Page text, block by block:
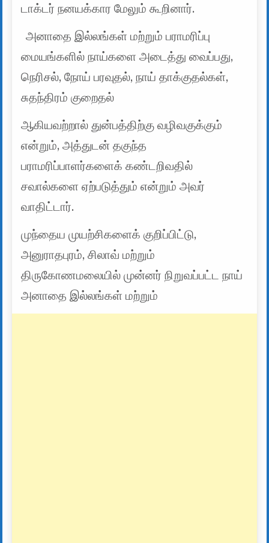
டாக்டர் நனயக்கார மேலும் கூறினார்.
அனாதை இல்லங்கள் மற்றும் பராமரிப்பு
மையங்களில் நாய்களை அடைத்து வைப்பது,
நெரிசல், நோய் பரவுதல், நாய் தாக்குதல்கள்,
சுதந்திரம் குறைதல்
ஆகியவற்றால் துன்பத்திற்கு வழிவகுக்கும்
என்றும், அத்துடன் தகுந்த
பராமரிப்பாளர்களைக் கண்டறிவதில்
சவால்களை ஏற்படுத்தும் என்றும் அவர்
வாதிட்டார்.
முந்தைய முயற்சிகளைக் குறிப்பிட்டு,
அனுராதபுரம், சிலாவ் மற்றும்
திருகோணமலையில் முன்னர் நிறுவப்பட்ட நாய்
அனாதை இல்லங்கள் மற்றும்